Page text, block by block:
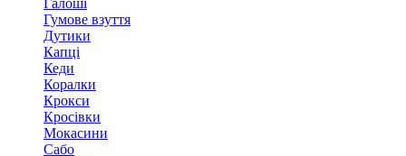
Галоші
Гумове взуття
Дутики
Капці
Кеди
Коралки
Крокси
Кросівки
Мокасини
Сабо